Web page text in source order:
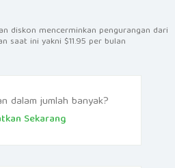
diskon mencerminkan pengurangan dari
saat ini yakni $11.95 per bulan
dalam jumlah banyak?
Sekarang